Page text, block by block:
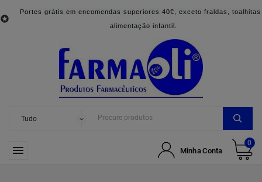

Portes grátis em encomendas superiores 40€, exceto fraldas, toalhitas
alimentação infantil.
 Minha Conta
0